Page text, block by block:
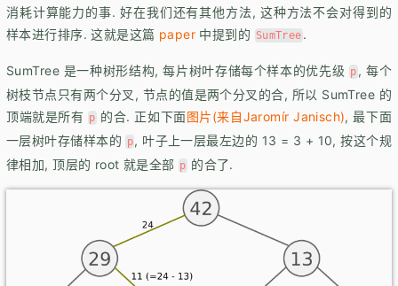
消耗计算能力的事. 好在我们还有其他方法, 这种方法不会对得到的
样本进行排序. 这就是这篇 paper 中提到的 SumTree .
SumTree 是一种树形结构, 每片树叶存储每个样本的优先级 p , 每个
树枝节点只有两个分叉, 节点的值是两个分叉的合, 所以 SumTree 的
顶端就是所有 p 的合. 正如下面图片(来自Jaromír Janisch), 最下面
一层树叶存储样本的 p, 叶子上一层最左边的 13 = 3 + 10, 按这个规
律相加, 顶层的 root 就是全部 p 的合了.